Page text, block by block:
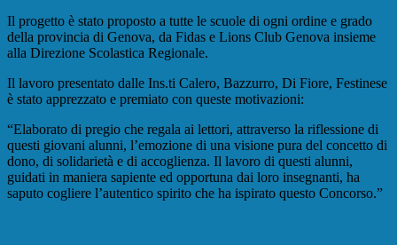
Il progetto è stato proposto a tutte le scuole di ogni ordine e grado
della provincia di Genova, da Fidas e Lions Club Genova insieme
alla Direzione Scolastica Regionale.
Il lavoro presentato dalle Ins.ti Calero, Bazzurro, Di Fiore, Festinese
è stato apprezzato e premiato con queste motivazioni:
“Elaborato di pregio che regala ai lettori, attraverso la riflessione di
questi giovani alunni, l’emozione di una visione pura del concetto di
dono, di solidarietà e di accoglienza. Il lavoro di questi alunni,
guidati in maniera sapiente ed opportuna dai loro insegnanti, ha
saputo cogliere l’autentico spirito che ha ispirato questo Concorso.”